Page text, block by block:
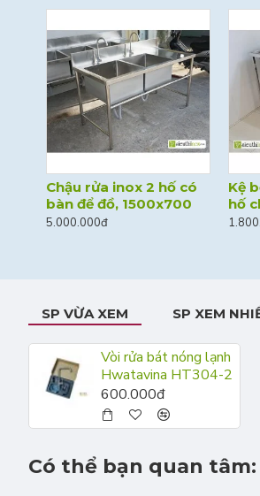
Chậu rửa inox 2 hố có
bàn để đồ, 1500x700
5.000.000đ
Kệ
hố
Dây cấp nước dài
60cm, nối vòi ren 21
30.000đ
SP VỪA XEM SP XEM
Vòi rửa bát nóng lạnh
Hwatavina HT304-2
600.000đ
Có thể bạn quan tâm: